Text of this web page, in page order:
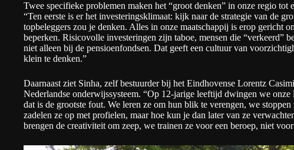
Twee specifieke problemen maken het “groot denken” in onze regio tot
“Ten eerste is er het investeringsklimaat: kijk naar de strategie van de
topbeleggers zou je denken. Alles in onze maatschappij is erop gericht
beperken. Risicovolle investeringen zijn taboe, mensen die “verkeerd”
niet alleen bij de pensioenfondsen. Dat geeft een cultuur van
klein te denken.”
Daarnaast ziet Sinha, zelf bestuurder bij het Eindhovense Lorentz
Nederlandse onderwijssysteem. “Op 12-jarige leeftijd dwingen we onze
dat is de grootste fout. We leren ze om hun blik te verengen, we
zadelen ze op met profielen, maar hoe kun je dan later van ze
brengen de creativiteit om zeep, we trainen ze voor een beroep, niet